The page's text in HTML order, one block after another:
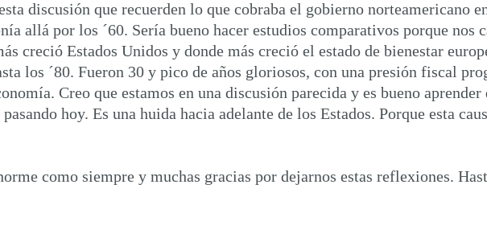
discusión que recuerden lo que cobraba el gobierno norteamericano
allá por los ´60. Sería bueno hacer estudios comparativos porque nos
creció Estados Unidos y donde más creció el estado de bienestar
los ´80. Fueron 30 y pico de años gloriosos, con una presión fiscal
Creo que estamos en una discusión parecida y es bueno
hoy. Es una huida hacia adelante de los Estados. Porque esta
como siempre y muchas gracias por dejarnos estas reflexiones.